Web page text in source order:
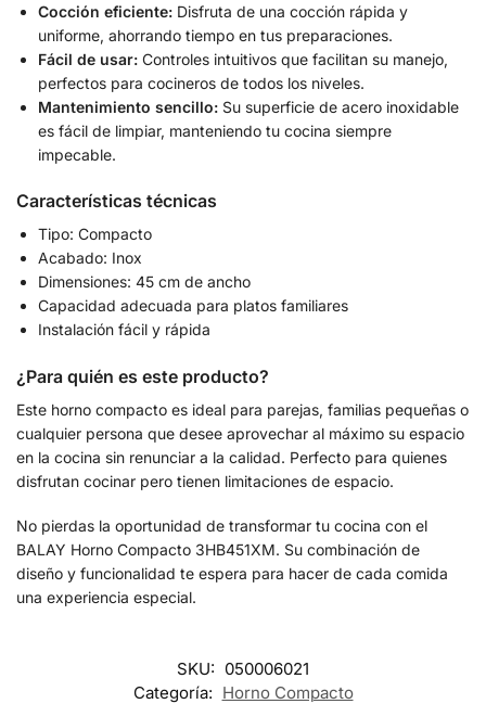
Cocción eficiente: Disfruta de una cocción rápida y
uniforme, ahorrando tiempo en tus preparaciones.
Fácil de usar: Controles intuitivos que facilitan su manejo,
perfectos para cocineros de todos los niveles.
Mantenimiento sencillo: Su superficie de acero inoxidable
es fácil de limpiar, manteniendo tu cocina siempre
impecable.
Características técnicas
Tipo: Compacto
Acabado: Inox
Dimensiones: 45 cm de ancho
Capacidad adecuada para platos familiares
Instalación fácil y rápida
¿Para quién es este producto?
Este horno compacto es ideal para parejas, familias pequeñas o
cualquier persona que desee aprovechar al máximo su espacio
en la cocina sin renunciar a la calidad. Perfecto para quienes
disfrutan cocinar pero tienen limitaciones de espacio.
No pierdas la oportunidad de transformar tu cocina con el
BALAY Horno Compacto 3HB451XM. Su combinación de
diseño y funcionalidad te espera para hacer de cada comida
una experiencia especial.
SKU: 050006021
Categoría: Horno Compacto